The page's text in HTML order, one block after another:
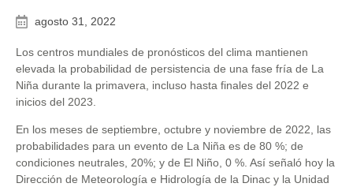
agosto 31, 2022
Los centros mundiales de pronósticos del clima mantienen
elevada la probabilidad de persistencia de una fase fría de La
Niña durante la primavera, incluso hasta finales del 2022 e
inicios del 2023.
En los meses de septiembre, octubre y noviembre de 2022, las
probabilidades para un evento de La Niña es de 80 %; de
condiciones neutrales, 20%; y de El Niño, 0 %. Así señaló hoy la
Dirección de Meteorología e Hidrología de la Dinac y la Unidad